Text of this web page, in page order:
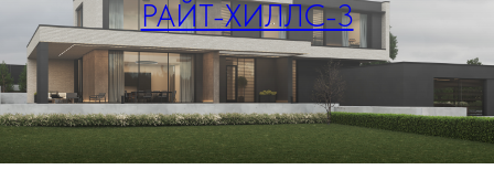
РАЙТ-ХИЛЛС-3